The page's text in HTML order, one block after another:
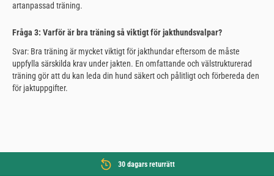
artanpassad träning.
Fråga 3: Varför är bra träning så viktigt för jakthundsvalpar?
Svar: Bra träning är mycket viktigt för jakthundar eftersom de måste
uppfylla särskilda krav under jakten. En omfattande och välstrukturerad
träning gör att du kan leda din hund säkert och pålitligt och förbereda den
för jaktuppgifter.
30 dagars returrätt